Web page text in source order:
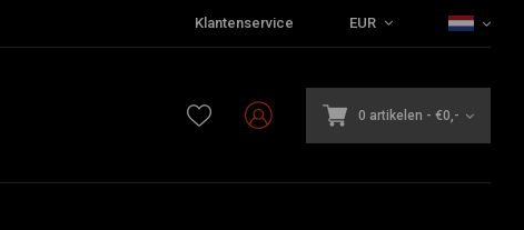
Klantenservice EUR
0 artikelen - €0,-